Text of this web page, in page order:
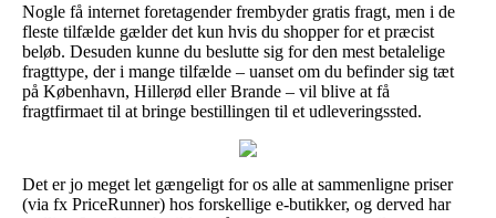
Nogle få internet foretagender frembyder gratis fragt, men i de
fleste tilfælde gælder det kun hvis du shopper for et præcist
beløb. Desuden kunne du beslutte sig for den mest betalelige
fragttype, der i mange tilfælde – uanset om du befinder sig tæt
på København, Hillerød eller Brande – vil blive at få
fragtfirmaet til at bringe bestillingen til et udleveringssted.
Det er jo meget let gængeligt for os alle at sammenligne priser
(via fx PriceRunner) hos forskellige e-butikker, og derved har